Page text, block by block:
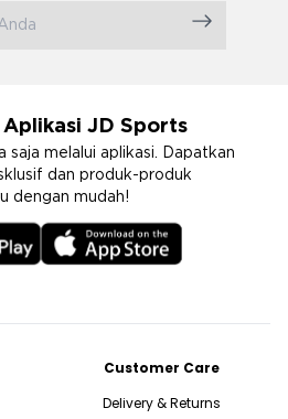
JD Sports
saja melalui aplikasi. Dapatkan
dan produk-produk
dengan mudah!
Customer Care
Delivery & Returns